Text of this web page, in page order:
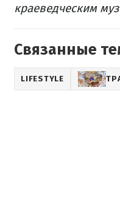
краеведческим
Связанные
LIFESTYLE